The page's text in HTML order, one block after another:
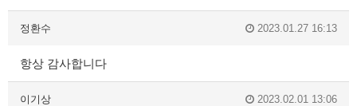
정환수 2023.01.27 16:13
항상 감사합니다
이기상 2023.02.01 13:06